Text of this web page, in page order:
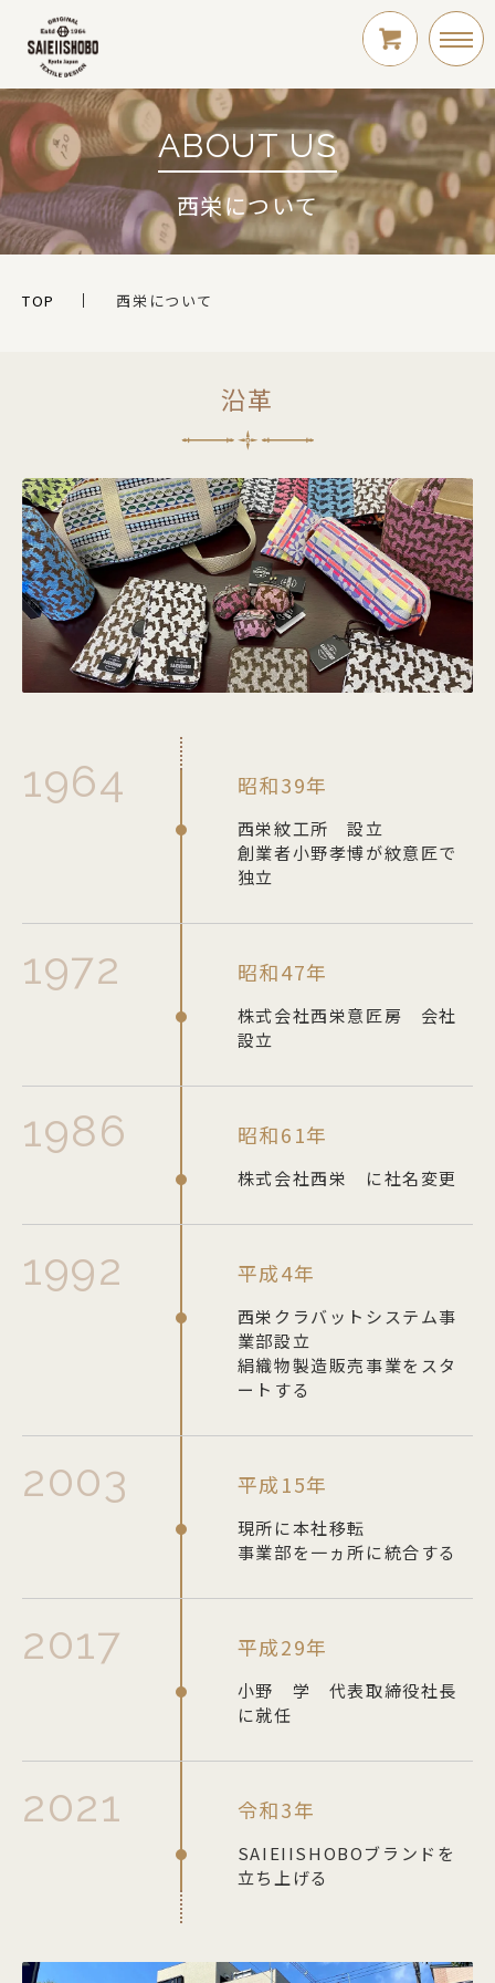
LOGIN
新規会員登録
カテゴリー
ポーチ
ステーショナリー
コスメグッズ
財布・カードケース
身のまわり品
マスク関係
その他
ギフトセット
法人の方でお取引をご検討の方へ
お問い合わせ
ABOUT US
西栄について
TOP 西栄について
沿革
1964 昭和39年
西栄紋工所 設立
創業者小野孝博が紋意匠で
独立
1972 昭和47年
株式会社西栄意匠房 会社
設立
1986 昭和61年
株式会社西栄 に社名変更
1992 平成4年
西栄クラバットシステム事
業部設立
絹織物製造販売事業をスタ
ートする
2003 平成15年
現所に本社移転
事業部を一ヵ所に統合する
2017 平成29年
小野 学 代表取締役社長
に就任
2021 令和3年
SAIEIISHOBOブランドを
立ち上げる